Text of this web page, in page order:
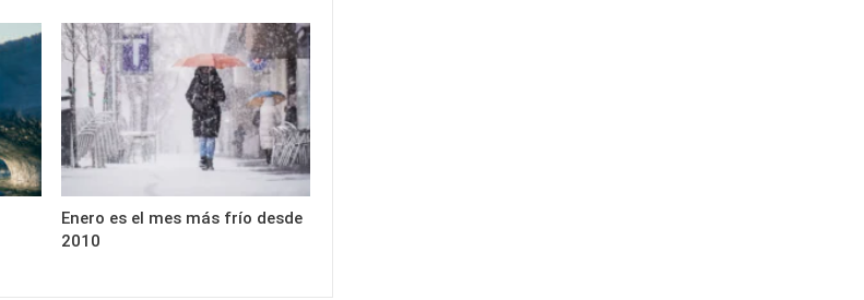
Enero es el mes más frío desde
2010